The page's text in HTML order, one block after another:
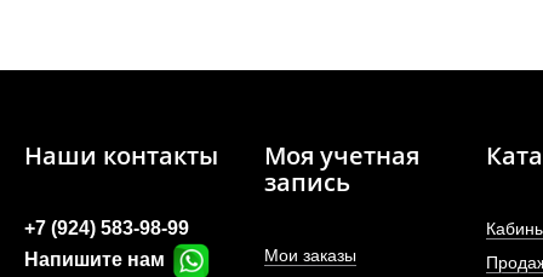
Наши контакты
+7 (924) 583-98-99
Напишите нам
Моя учетная
запись
Мои заказы